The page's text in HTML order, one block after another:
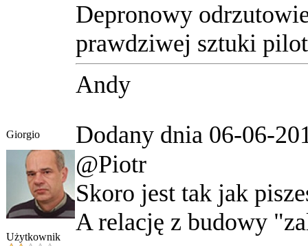
Depronowy
prawdziwej sztuki
Andy
Giorgio Dodany dnia 06-06-
Użytkownik
@Piotr
Skoro jest tak jak
A relację z budowy